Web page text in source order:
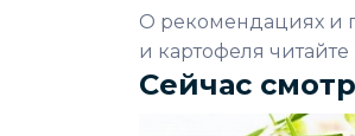
О рекомендациях и
и картофеля
Сейчас